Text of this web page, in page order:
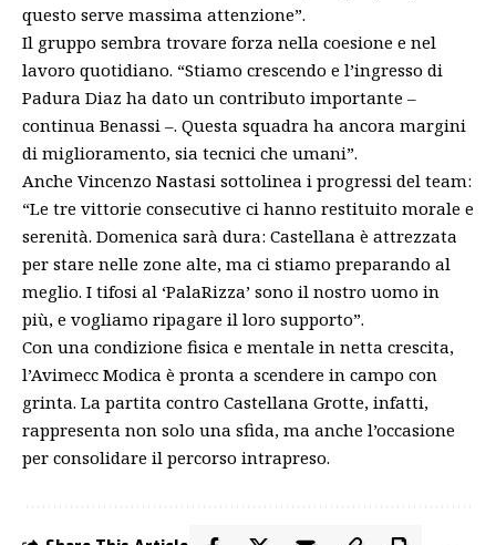
questo serve massima attenzione”.
Il gruppo sembra trovare forza nella coesione e nel
lavoro quotidiano. “Stiamo crescendo e l’ingresso di
Padura Diaz ha dato un contributo importante –
continua Benassi –. Questa squadra ha ancora margini
di miglioramento, sia tecnici che umani”.
Anche Vincenzo Nastasi sottolinea i progressi del team:
“Le tre vittorie consecutive ci hanno restituito morale e
serenità. Domenica sarà dura: Castellana è attrezzata
per stare nelle zone alte, ma ci stiamo preparando al
meglio. I tifosi al ‘PalaRizza’ sono il nostro uomo in
più, e vogliamo ripagare il loro supporto”.
Con una condizione fisica e mentale in netta crescita,
l’Avimecc Modica è pronta a scendere in campo con
grinta. La partita contro Castellana Grotte, infatti,
rappresenta non solo una sfida, ma anche l’occasione
per consolidare il percorso intrapreso.